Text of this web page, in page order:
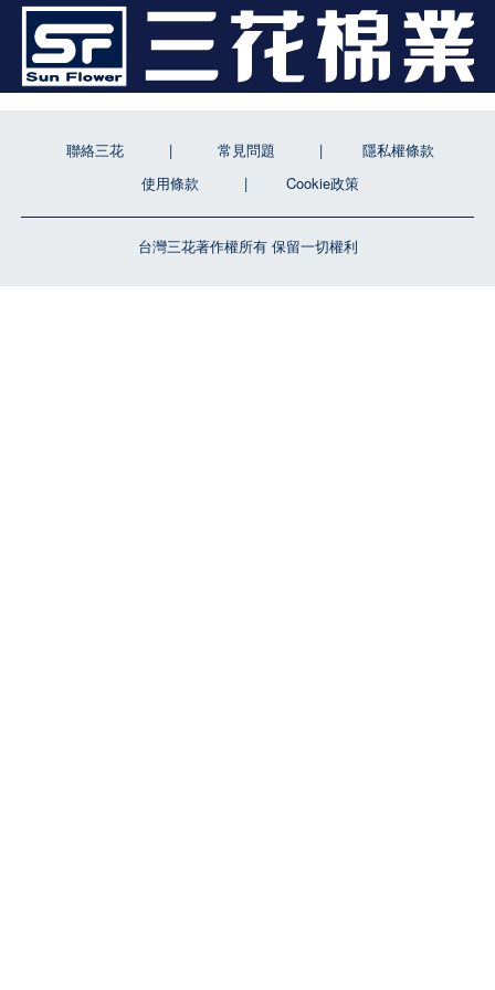
台灣三花著作權所有 保留一切權利
聯絡三花 常見問題
隱私權條款
使用條款
Cookie政策